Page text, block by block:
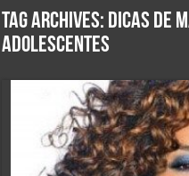
Tag Archives: dicas de
adolescentes